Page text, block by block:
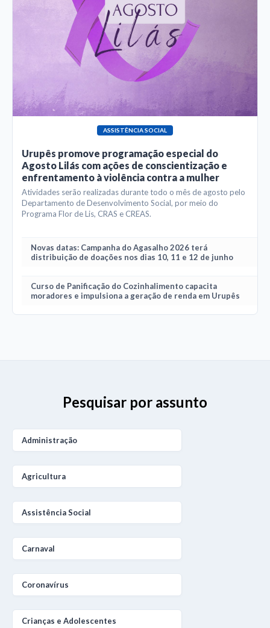
ASSISTÊNCIA SOCIAL
Urupês promove programação especial do
Agosto Lilás com ações de conscientização e
enfrentamento à violência contra a mulher
Atividades serão realizadas durante todo o mês de agosto pelo
Departamento de Desenvolvimento Social, por meio do
Programa Flor de Lis, CRAS e CREAS.
Novas datas: Campanha do Agasalho 2026 terá
distribuição de doações nos dias 10, 11 e 12 de junho
Curso de Panificação do Cozinhalimento capacita
moradores e impulsiona a geração de renda em Urupês
Pesquisar por assunto
Administração
Agricultura
Assistência Social
Carnaval
Coronavírus
Crianças e Adolescentes